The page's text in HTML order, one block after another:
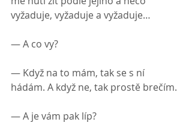
vyžaduje, vyžaduje a vyžaduje…
— А co vy?
— Když na to mám, tak se s ní
hádám. A když ne, tak prostě brečím.
— A je vám pak líp?